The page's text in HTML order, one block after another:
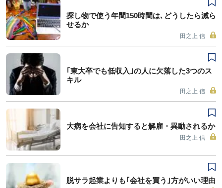
探し物で使う年間150時間は､どうしたら減ら
せるか
田之上 信
｢東大卒でも低収入｣の人に欠落した3つのス
キル
田之上 信
大病を会社に告知すると解雇・異動されるか
田之上 信
脱サラ起業よりも｢会社を買う｣方がいい理由